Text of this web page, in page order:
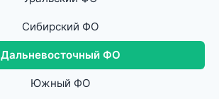
Сибирский ФО
Дальневосточный ФО
Южный ФО